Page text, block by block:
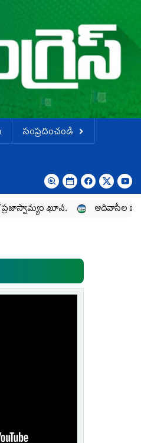
సంప్రదించండి
ఆదివాసీల పోరాటానికి